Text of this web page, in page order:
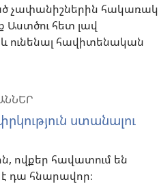
չափանիշներին հակառակ
Աստծու հետ լավ
և ունենալ հավիտենական
ստանալու
ովքեր հավատում են
է դա հնարավոր։